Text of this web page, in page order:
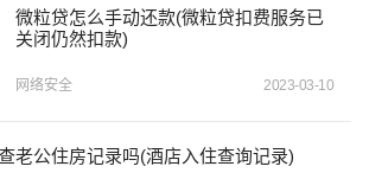
微粒贷怎么手动还款(微粒贷扣费服务已
关闭仍然扣款)
网络安全 2023-03-10
老公住房记录吗(酒店入住查询记录)